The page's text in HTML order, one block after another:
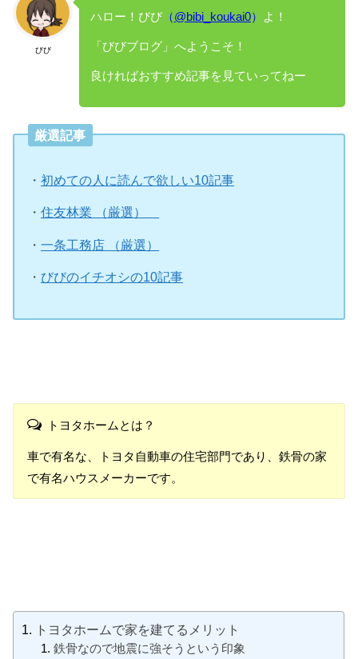
びび
ハロー！びび（@bibi_koukai0） よ！
「びびブログ」へようこそ！
良ければおすすめ記事を見ていってねー
厳選記事
・初めての人に読んで欲しい10記事
・住友林業 （厳選）
・一条工務店 （厳選）
・ びびのイチオシの10記事
トヨタホームとは？
車で有名な、トヨタ自動車の住宅部門であり、鉄骨の家
で有名ハウスメーカーです。
トヨタホームで家を建てるメリット
鉄骨なので地震に強そうという印象